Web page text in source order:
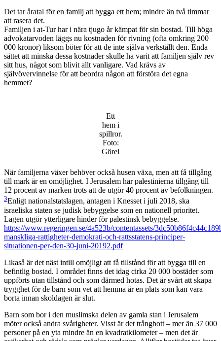
Det tar åratal för en familj att bygga ett hem; mindre än två timmar
att rasera det.
Familjen i at-Tur har i nära tjugo år kämpat för sin bostad. Till höga
advokatarvoden läggs nu kostnaden för rivning (ofta omkring 200
000 kronor) liksom böter för att de inte själva verkställt den. Enda
sättet att minska dessa kostnader skulle ha varit att familjen själv rev
sitt hus, något som blivit allt vanligare. Vad krävs av
självövervinnelse för att beordra någon att förstöra det egna
hemmet?
Ett
hem i
spillror.
Foto:
Görel
När familjerna växer behöver också husen växa, men att få tillgång
till mark är en omöjlighet. I Jerusalem har palestinierna tillgång till
12 procent av marken trots att de utgör 40 procent av befolkningen.
3Enligt nationalstatslagen, antagen i Knesset i juli 2018, ska
israeliska staten se judisk bebyggelse som en nationell prioritet.
Lagen utgör ytterligare hinder för palestinsk bebyggelse.
https://www.regeringen.se/4a523b/contentassets/
manskliga-rattigheter-demokrati-och-rattsstatens-principer-
situationen-per-den-30-juni-20192.pdf
Likaså är det näst intill omöjligt att få tillstånd för att bygga till en
befintlig bostad. I området finns det idag cirka 20 000 bostäder som
uppförts utan tillstånd och som därmed hotas. Det är svårt att skapa
trygghet för de barn som vet att hemma är en plats som kan vara
borta innan skoldagen är slut.
Barn som bor i den muslimska delen av gamla stan i Jerusalem
möter också andra svårigheter. Visst är det trångbott – mer än 37 000
personer på en yta mindre än en kvadratkilometer – men det är